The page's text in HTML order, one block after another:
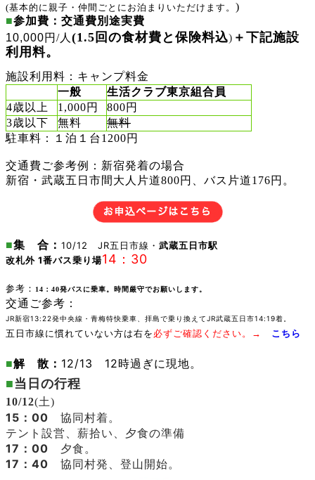
(基本的に親子・仲間ごとにお泊まりいただけます。 )
■参加費 ： 交通費別途実費
10,000円/人 (1.5回の食材費と保険料込) ＋下記施設
利用料。
施設利用料：キャンプ料金
一般
生活クラブ東京組合員
4歳以上
1,000円
800円
3歳以下
無料
無料
駐車料：１泊１台1200円
交通費ご参考例：新宿発着の場合
新宿・武蔵五日市間大人片道800円、バス片道176円。
■集 合： 10/12 JR五日市線・ 武蔵五日市駅
改札外 1番バス乗り場14：30
参考： 14：40発バスに乗車。時間厳守でお願いします。
交通ご参考：
JR新宿13:22発中央線・青梅特快乗車、拝島で乗り換えてJR武蔵五日市14:19着。
五日市線に慣れていない方は右を 必ずご確認ください。 → こちら
■解 散： 12/13 12時過ぎに現地。
■当日の行程
10/12(土)
15：00 協同村着。
テント設営、薪拾い、夕食の準備
17：00 夕食。
17：40 協同村発、 登山開始。